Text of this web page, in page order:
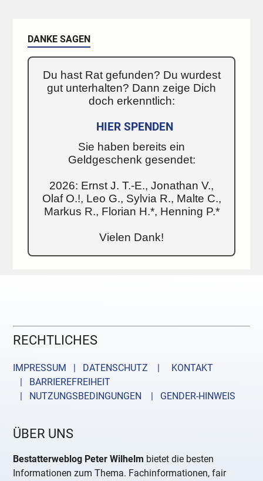
DANKE SAGEN
Du hast Rat gefunden? Du wurdest
gut unterhalten? Dann zeige Dich
doch erkenntlich:
HIER SPENDEN
Sie haben bereits ein
Geldgeschenk gesendet:
2026: Ernst J. T.-E., Jonathan V.,
Olaf O.!, Leo G., Sylvia R., Malte C.,
Markus R., Florian H.*, Henning P.*
Vielen Dank!
RECHTLICHES
IMPRESSUM | DATENSCHUTZ |
KONTAKT
| BARRIEREFREIHEIT
| NUTZUNGSBEDINGUNGEN
| GENDER-HINWEIS
ÜBER UNS
Bestatterweblog Peter Wilhelm bietet die besten
Informationen zum Thema. Fachinformationen, fair